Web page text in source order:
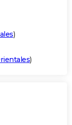
)
)